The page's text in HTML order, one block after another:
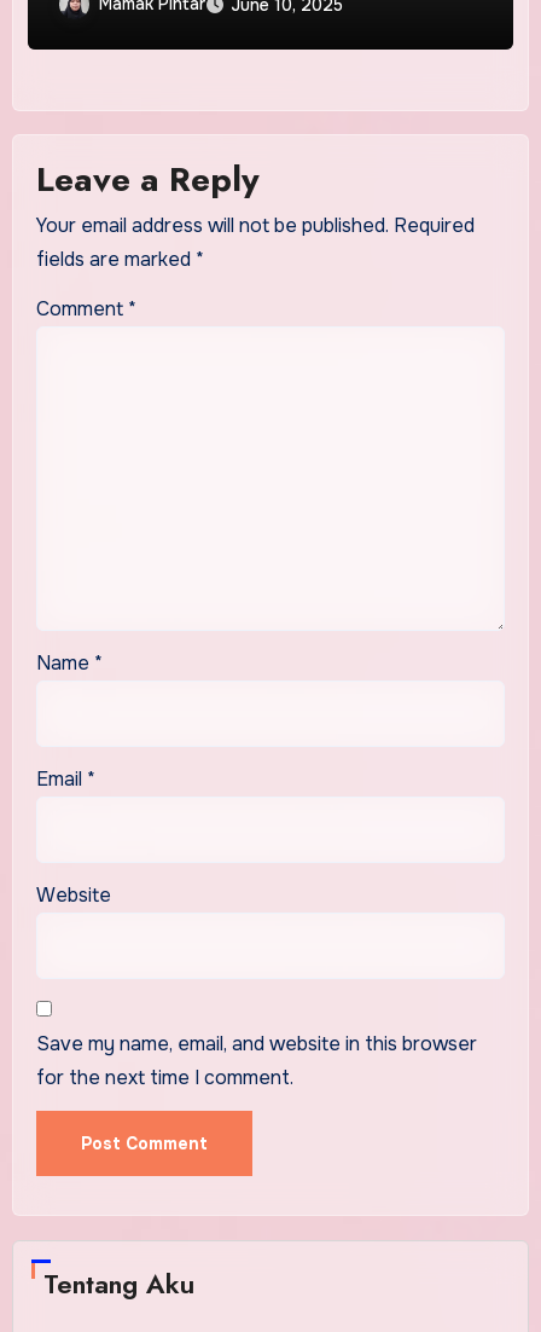
Leave a Reply
Your email address will not be published. Required
fields are marked *
Comment *
Name *
Email *
Website
Save my name, email, and website in this browser
for the next time I comment.
Tentang Aku